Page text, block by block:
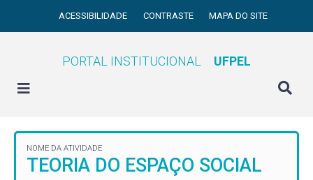
ACESSIBILIDADE CONTRASTE MAPA DO SITE
PORTAL INSTITUCIONAL UFPEL
NOME DA ATIVIDADE
TEORIA DO ESPAÇO SOCIAL